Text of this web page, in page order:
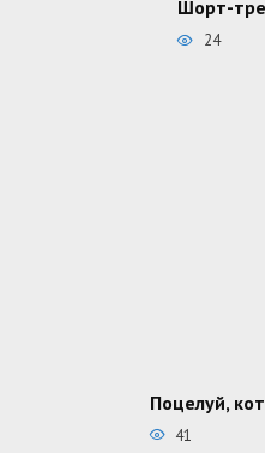
Шорт-
24
Поцелуй,
41